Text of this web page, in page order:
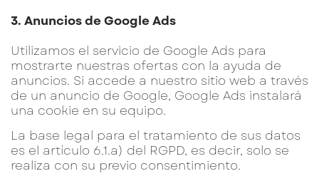
3. Anuncios de Google Ads
Utilizamos el servicio de Google Ads para
mostrarte nuestras ofertas con la ayuda de
anuncios. Si accede a nuestro sitio web a través
de un anuncio de Google, Google Ads instalará
una cookie en su equipo.
La base legal para el tratamiento de sus datos
es el artículo 6.1.a) del RGPD, es decir, solo se
realiza con su previo consentimiento.